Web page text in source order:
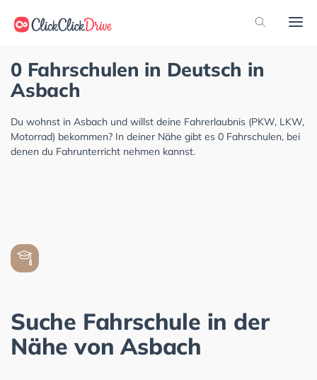
0 Fahrschulen in Deutsch in
Asbach
Du wohnst in Asbach und willst deine Fahrerlaubnis (PKW, LKW,
Motorrad) bekommen? In deiner Nähe gibt es 0 Fahrschulen, bei
denen du Fahrunterricht nehmen kannst.
Suche Fahrschule in der
Nähe von Asbach